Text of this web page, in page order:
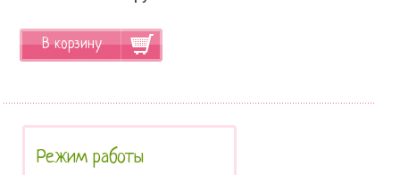
В корзину
Режим работы